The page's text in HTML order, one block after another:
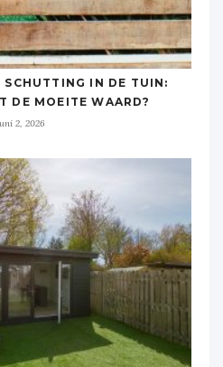
SCHUTTING IN DE TUIN:
DE MOEITE WAARD?
2, 2026